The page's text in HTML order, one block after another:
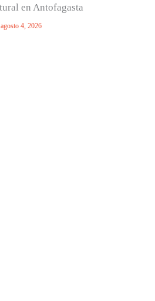
en Antofagasta
agosto 4, 2026